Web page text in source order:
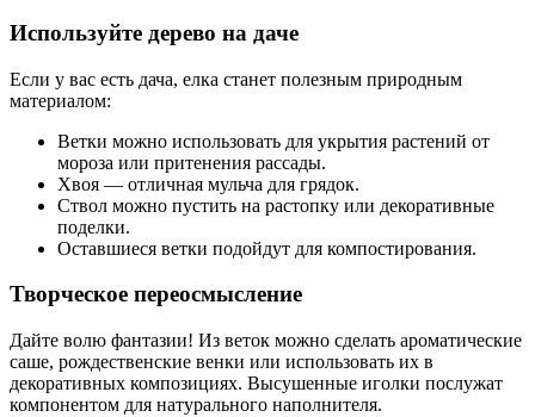
Используйте дерево на даче
Если у вас есть дача, елка станет полезным природным
материалом:
Ветки можно использовать для укрытия растений от
мороза или притенения рассады.
Хвоя — отличная мульча для грядок.
Ствол можно пустить на растопку или декоративные
поделки.
Оставшиеся ветки подойдут для компостирования.
Творческое переосмысление
Дайте волю фантазии! Из веток можно сделать ароматические
саше, рождественские венки или использовать их в
декоративных композициях. Высушенные иголки послужат
компонентом для натурального наполнителя.